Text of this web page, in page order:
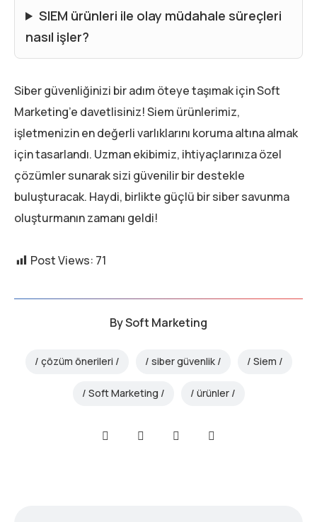
SIEM ürünleri ile olay müdahale süreçleri
nasıl işler?
Siber güvenliğinizi bir adım öteye taşımak için Soft
Marketing’e davetlisiniz! Siem ürünlerimiz,
işletmenizin en değerli varlıklarını koruma altına almak
için tasarlandı. Uzman ekibimiz, ihtiyaçlarınıza özel
çözümler sunarak sizi güvenilir bir destekle
buluşturacak. Haydi, birlikte güçlü bir siber savunma
oluşturmanın zamanı geldi!
Post Views: 71
BySoft Marketing
çözüm önerileri siber güvenlik Siem
Soft Marketing ürünler